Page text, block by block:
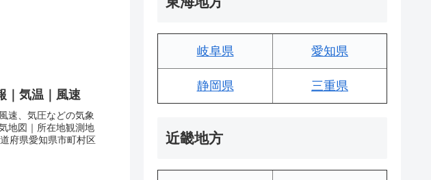
｜気温｜風速
速、気圧などの気象
地図｜所在地観測地
府県愛知県市町村区
岐阜県 愛知県
静岡県 三重県
近畿地方